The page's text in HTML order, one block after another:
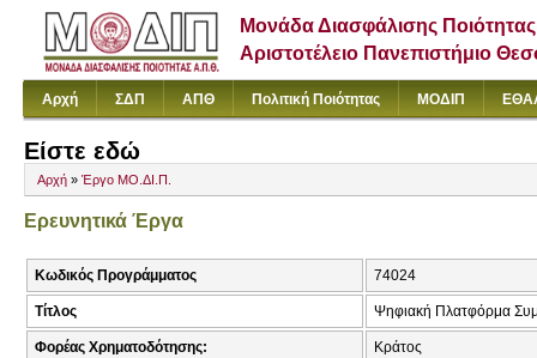
Μονάδα Διασφάλισης Ποιότητας
Αριστοτέλειο Πανεπιστήμιο
Αρχή ΣΔΠ ΑΠΘ Πολιτική Ποιότητας ΜΟΔΙΠ
Είστε εδώ
Αρχή » Έργο ΜΟ.ΔΙ.Π.
Ερευνητικά Έργα
Κωδικός Προγράμματος 74024
Τίτλος Ψηφιακή Πλατφόρμα
Φορέας Χρηματοδότησης: Κράτος